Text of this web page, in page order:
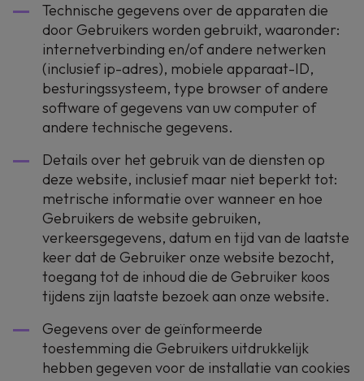
Technische gegevens over de apparaten die
door Gebruikers worden gebruikt, waaronder:
internetverbinding en/of andere netwerken
(inclusief ip-adres), mobiele apparaat-ID,
besturingssysteem, type browser of andere
software of gegevens van uw computer of
andere technische gegevens.
Details over het gebruik van de diensten op
deze website, inclusief maar niet beperkt tot:
metrische informatie over wanneer en hoe
Gebruikers de website gebruiken,
verkeersgegevens, datum en tijd van de laatste
keer dat de Gebruiker onze website bezocht,
toegang tot de inhoud die de Gebruiker koos
tijdens zijn laatste bezoek aan onze website.
Gegevens over de geïnformeerde
toestemming die Gebruikers uitdrukkelijk
hebben gegeven voor de installatie van cookies